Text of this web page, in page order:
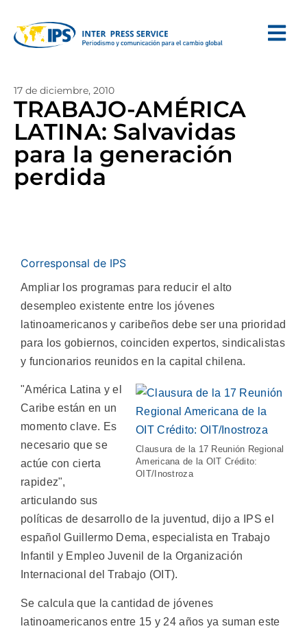
17 de diciembre, 2010
TRABAJO-AMÉRICA
LATINA: Salvavidas
para la generación
perdida
Corresponsal de IPS
Ampliar los programas para reducir el alto
desempleo existente entre los jóvenes
latinoamericanos y caribeños debe ser una prioridad
para los gobiernos, coinciden expertos, sindicalistas
y funcionarios reunidos en la capital chilena.
Clausura de la 17 Reunión Regional
Americana de la OIT Crédito:
OIT/Inostroza
"América Latina y el
Caribe están en un
momento clave. Es
necesario que se
actúe con cierta
rapidez",
articulando sus
políticas de desarrollo de la juventud, dijo a IPS el
español Guillermo Dema, especialista en Trabajo
Infantil y Empleo Juvenil de la Organización
Internacional del Trabajo (OIT).
Se calcula que la cantidad de jóvenes
latinoamericanos entre 15 y 24 años ya suman este